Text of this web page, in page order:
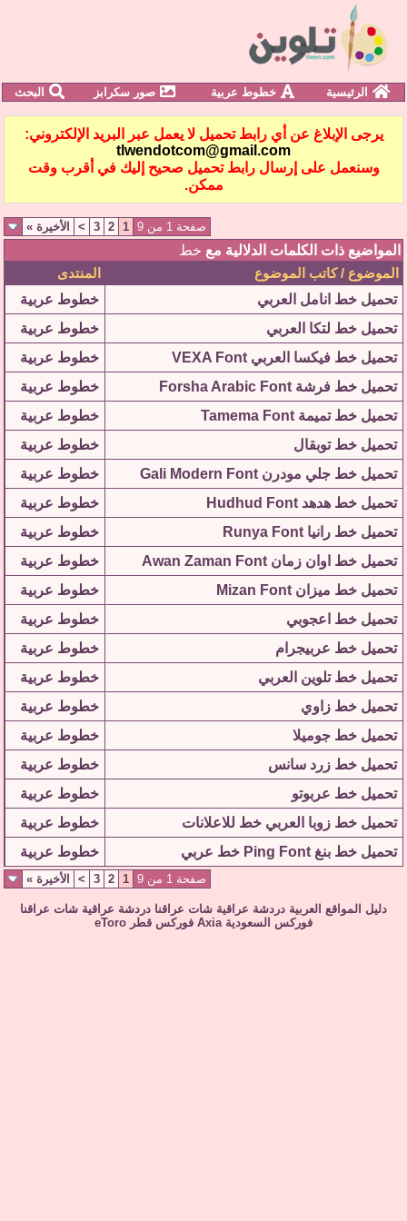
الرئيسية خطوط عربية صور سكرابز البحث
يرجى الإبلاغ عن أي رابط تحميل لا يعمل عبر البريد الإلكتروني:
tlwendotcom@gmail.com
وسنعمل على إرسال رابط تحميل صحيح إليك في أقرب وقت
ممكن.
صفحة 1 من 9 1
2
3
> الأخيرة »
المواضيع ذات الكلمات الدلالية مع خط
الموضوع / كاتب الموضوع المنتدى
تحميل خط انامل العربي
خطوط عربية
تحميل خط لتكا العربي
خطوط عربية
تحميل خط فيكسا العربي VEXA Font
خطوط عربية
تحميل خط فرشة Forsha Arabic Font
خطوط عربية
تحميل خط تميمة Tamema Font
خطوط عربية
تحميل خط توبقال
خطوط عربية
تحميل خط جلي مودرن Gali Modern Font
خطوط عربية
تحميل خط هدهد Hudhud Font
خطوط عربية
تحميل خط رانيا Runya Font
خطوط عربية
تحميل خط اوان زمان Awan Zaman Font
خطوط عربية
تحميل خط ميزان Mizan Font
خطوط عربية
تحميل خط اعجوبي
خطوط عربية
تحميل خط عربيجرام
خطوط عربية
تحميل خط تلوين العربي
خطوط عربية
تحميل خط زاوي
خطوط عربية
تحميل خط جوميلا
خطوط عربية
تحميل خط زرد سانس
خطوط عربية
تحميل خط عربوتو
خطوط عربية
تحميل خط زوبا العربي خط للاعلانات
خطوط عربية
تحميل خط بنغ Ping Font خط عربي
خطوط عربية
صفحة 1 من 9 1
2
3
> الأخيرة »
دليل المواقع العربية دردشة عراقية شات عراقنا دردشة عراقية شات عراقنا
فوركس السعودية Axia فوركس قطر eToro